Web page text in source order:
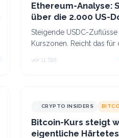
Ethereum-Analyse:
über die 2.000 US-
Steigende USDC-
Kurszonen. Reicht das
Schub bis 2.000 US-
vor 11 Std.
CRYPTO INSIDERS
Bitcoin-Kurs steigt
eigentliche